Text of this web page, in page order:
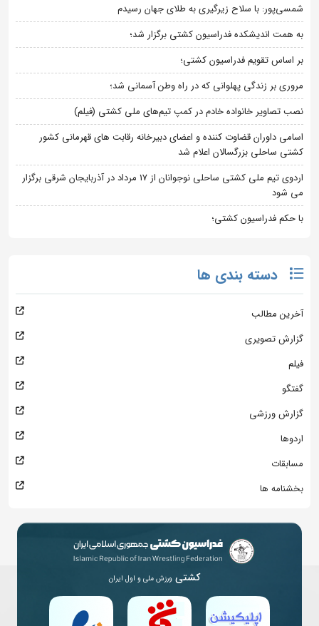
شمسی‌پور: با سلاح زیرگیری به طلای جهان رسیدم
به همت اندیشکده فدراسیون کشتی برگزار شد؛
بر اساس تقویم فدراسیون کشتی؛
مروری بر زندگی پهلوانی که در راه وطن آسمانی شد؛
نصب تصاویر خانواده خادم در کمپ تیم‌های ملی کشتی (فیلم)
اسامی داوران قضاوت کننده و اعضای دبیرخانه رقابت های قهرمانی کشور
کشتی ساحلی بزرگسالان اعلام شد
اردوی تیم ملی کشتی ساحلی نوجوانان از 17 مرداد در آذربایجان شرقی برگزار
می شود
با حکم فدراسیون کشتی؛
دسته بندی ها
آخرین مطالب
گزارش تصویری
فیلم
گفتگو
گزارش ورزشی
اردوها
مسابقات
بخشنامه ها
کشتی ورزش ملی و اول ایران